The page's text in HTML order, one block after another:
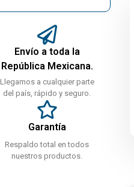
Envío a toda la
República Mexicana.
Llegamos a cualquier parte
del país, rápido y seguro.
Garantía
Respaldo total en todos
nuestros productos.